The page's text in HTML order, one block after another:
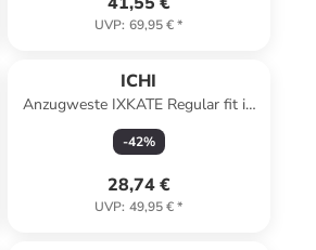
UVP: 69,95 €*
ICHI
Anzugweste IXKATE Regular fit in
Dark Grey Mel/C.Dancer
-42%
28,74 €
UVP: 49,95 €*